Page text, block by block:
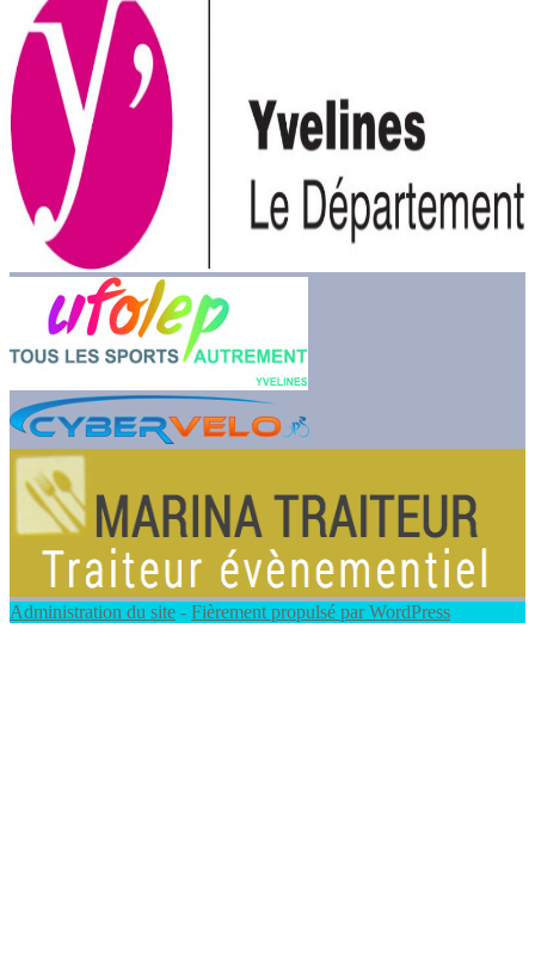
Administration du site - Fièrement propulsé par WordPress